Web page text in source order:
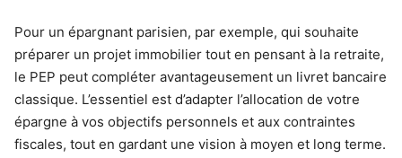
Pour un épargnant parisien, par exemple, qui souhaite
préparer un projet immobilier tout en pensant à la retraite,
le PEP peut compléter avantageusement un livret bancaire
classique. L’essentiel est d’adapter l’allocation de votre
épargne à vos objectifs personnels et aux contraintes
fiscales, tout en gardant une vision à moyen et long terme.